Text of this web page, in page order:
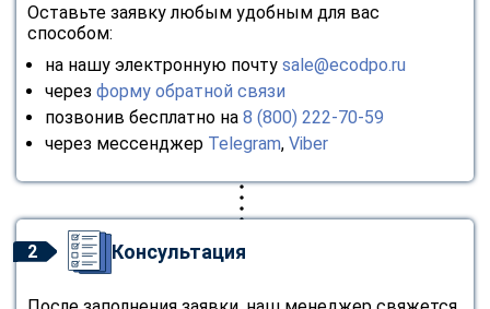
Оставьте заявку любым удобным для вас
способом:
на нашу электронную почту sale@ecodpo.ru
через форму обратной связи
позвонив бесплатно на 8 (800) 222-70-59
через мессенджер Telegram, Viber
2 Консультация